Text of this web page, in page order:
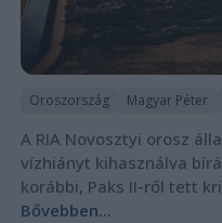
Oroszország Magyar Péter
A RIA Novosztyi orosz
vízhiányt kihasználva
korábbi, Paks II-ről tett
Bővebben...